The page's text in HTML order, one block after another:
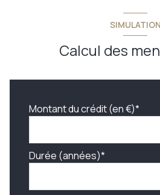
SIMULATION
Calcul des
Montant du crédit (en €)*
Durée (années)*